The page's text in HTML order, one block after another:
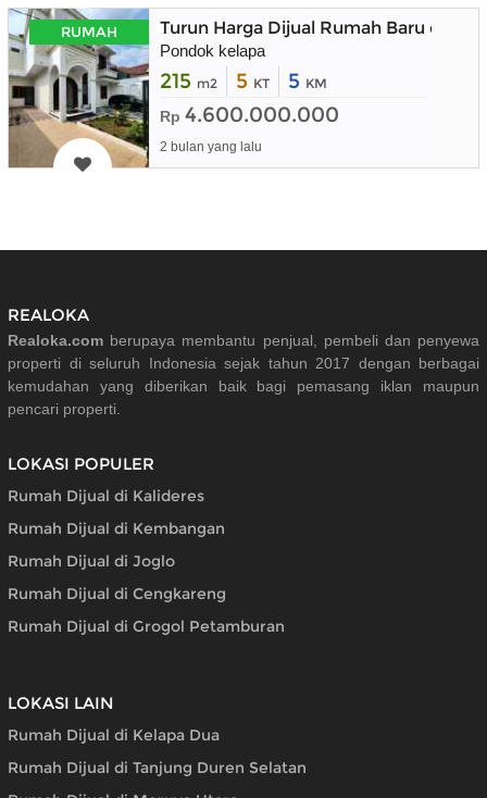
RUMAH Turun Harga Dijual Rumah Baru
Pondok kelapa
215 m2 5 KT 5 KM
Rp 4.600.000.000
2 bulan yang lalu
REALOKA
Realoka.com berupaya membantu penjual, pembeli dan penyewa
properti di seluruh Indonesia sejak tahun 2017 dengan berbagai
kemudahan yang diberikan baik bagi pemasang iklan maupun
pencari properti.
LOKASI POPULER
Rumah Dijual di Kalideres
Rumah Dijual di Kembangan
Rumah Dijual di Joglo
Rumah Dijual di Cengkareng
Rumah Dijual di Grogol Petamburan
LOKASI LAIN
Rumah Dijual di Kelapa Dua
Rumah Dijual di Tanjung Duren Selatan